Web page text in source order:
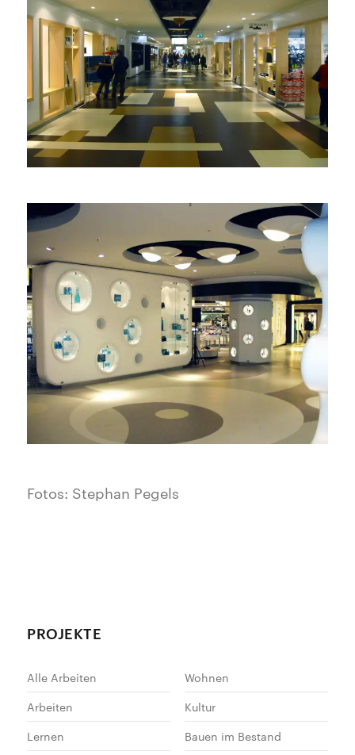
Fotos: Stephan Pegels
PROJEKTE
Alle Arbeiten
Wohnen
Arbeiten
Kultur
Lernen
Bauen im Bestand